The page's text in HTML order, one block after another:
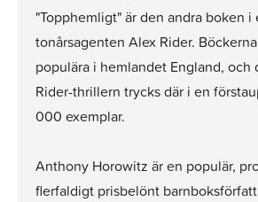
"Topphemligt" är den andra boken i
tonårsagenten Alex Rider.
populära i hemlandet England, och
Rider-thrillern trycks där i en
000 exemplar.
Anthony Horowitz är en populär,
flerfaldigt prisbelönt